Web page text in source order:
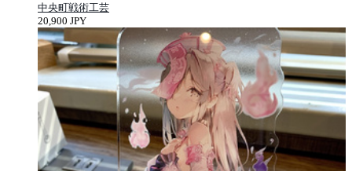
中央町戦術工芸
20,900 JPY